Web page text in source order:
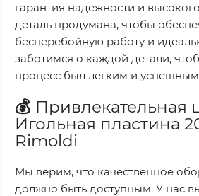
гарантия надежности и
деталь продумана, чтобы
бесперебойную работу и
заботимся о каждой детали,
процесс был легким и успешным
💰 Привлекательная
Игольная пластина
Rimoldi
Мы верим, что качественное
должно быть доступным. У нас